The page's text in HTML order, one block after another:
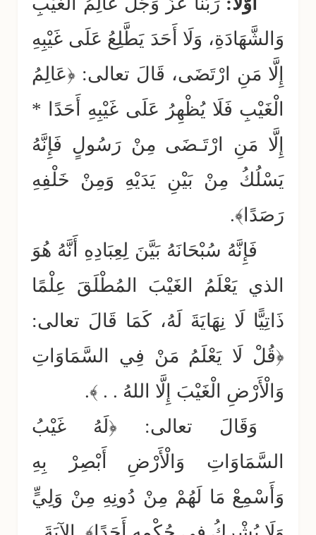
وَالشَّهَادَةِ، وَلَا أَحَدَ يَطَّلِعُ عَلَى غَيْبِهِ
إِلَّا مَنِ ارْتَضَى، قَالَ تعالى: ﴿عَالِمُ
الْغَيْبِ فَلَا يُظْهِرُ عَلَى غَيْبِهِ أَحَدًا *
إِلَّا مَنِ ارْتَـضَى مِنْ رَسُولٍ فَإِنَّهُ
يَسْلُكُ مِنْ بَيْنِ يَدَيْهِ وَمِنْ خَلْفِهِ
رَصَدًا﴾.
فَإِنَّهُ سُبْحَانَهُ بَيَّنَ لِعِبَادِهِ أَنَّهُ هُوَ
الذي يَعْلَمُ الغَيْبَ المُطْلَقَ عِلْمًا
ذَاتِيًّا لَا نِهَايَةَ لَهُ، كَمَا قَالَ تعالى:
﴿قُلْ لَا يَعْلَمُ مَنْ فِي السَّمَاوَاتِ
وَالْأَرْضِ الْغَيْبَ إِلَّا اللهُ . . ﴾.
وَقَالَ تعالى: ﴿لَهُ غَيْبُ
السَّمَاوَاتِ وَالْأَرْضِ
أَبْصِرْ بِهِ
وَأَسْمِعْ مَا لَهُمْ مِنْ دُونِهِ مِنْ وَلِيٍّ